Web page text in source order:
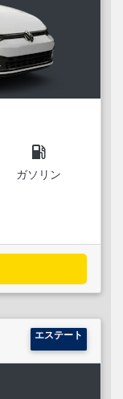
local_gas_station
ガソリン
エステート